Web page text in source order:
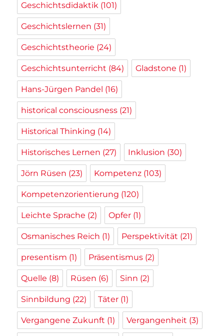
Geschichtsdidaktik (101)
Geschichtslernen (31)
Geschichtstheorie (24)
Geschichtsunterricht (84) Gladstone (1)
Hans-Jürgen Pandel (16)
historical consciousness (21)
Historical Thinking (14)
Historisches Lernen (27) Inklusion (30)
Jörn Rüsen (23) Kompetenz (103)
Kompetenzorientierung (120)
Leichte Sprache (2) Opfer (1)
Osmanisches Reich (1) Perspektivität (21)
presentism (1) Präsentismus (2)
Quelle (8) Rüsen (6) Sinn (2)
Sinnbildung (22) Täter (1)
Vergangene Zukunft (1) Vergangenheit (3)